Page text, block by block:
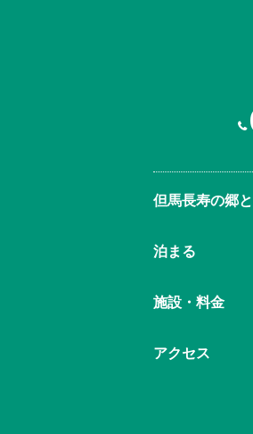
但馬⾧寿の郷
泊まる
施設・料金
アクセス